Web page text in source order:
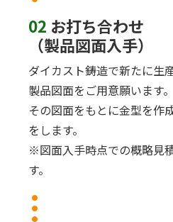
02 お打ち合わせ
（製品図面入手）
ダイカスト鋳造で新たに生
製品図面をご用意願います。
その図面をもとに金型を作
をします。
※図面入手時点での概略見
す。